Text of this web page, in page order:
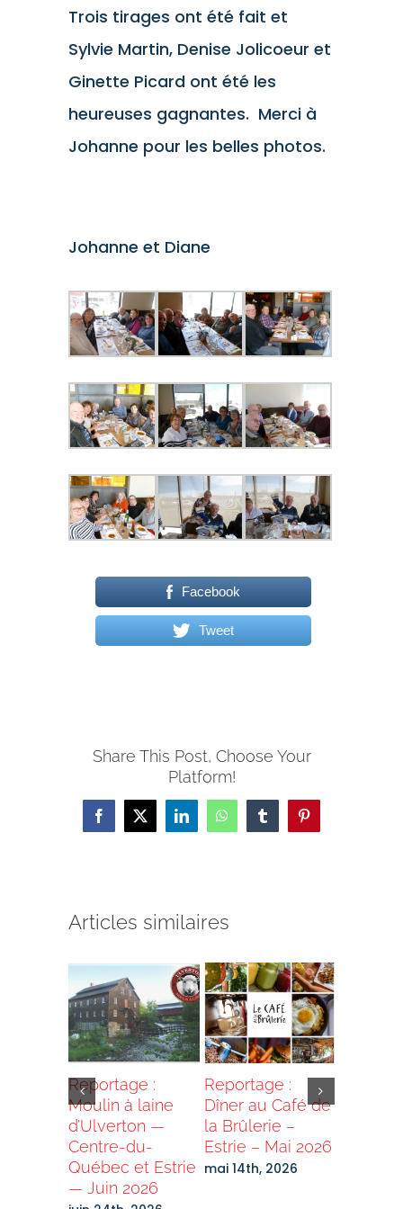
Trois tirages ont été fait et
Sylvie Martin, Denise Jolicoeur et
Ginette Picard ont été les
heureuses gagnantes. Merci à
Johanne pour les belles photos.
Johanne et Diane
Facebook
Tweet
Share This Post, Choose Your
Platform!
Facebook
X LinkedInWhatsAppTumblrPinterest
Articles similaires
Reportage :
Moulin à laine
d’Ulverton —
Centre-du-
Québec et Estrie
— Juin 2026
Reportage :
Dîner au Café de
la Brûlerie –
Estrie – Mai 2026
mai 14th, 2026